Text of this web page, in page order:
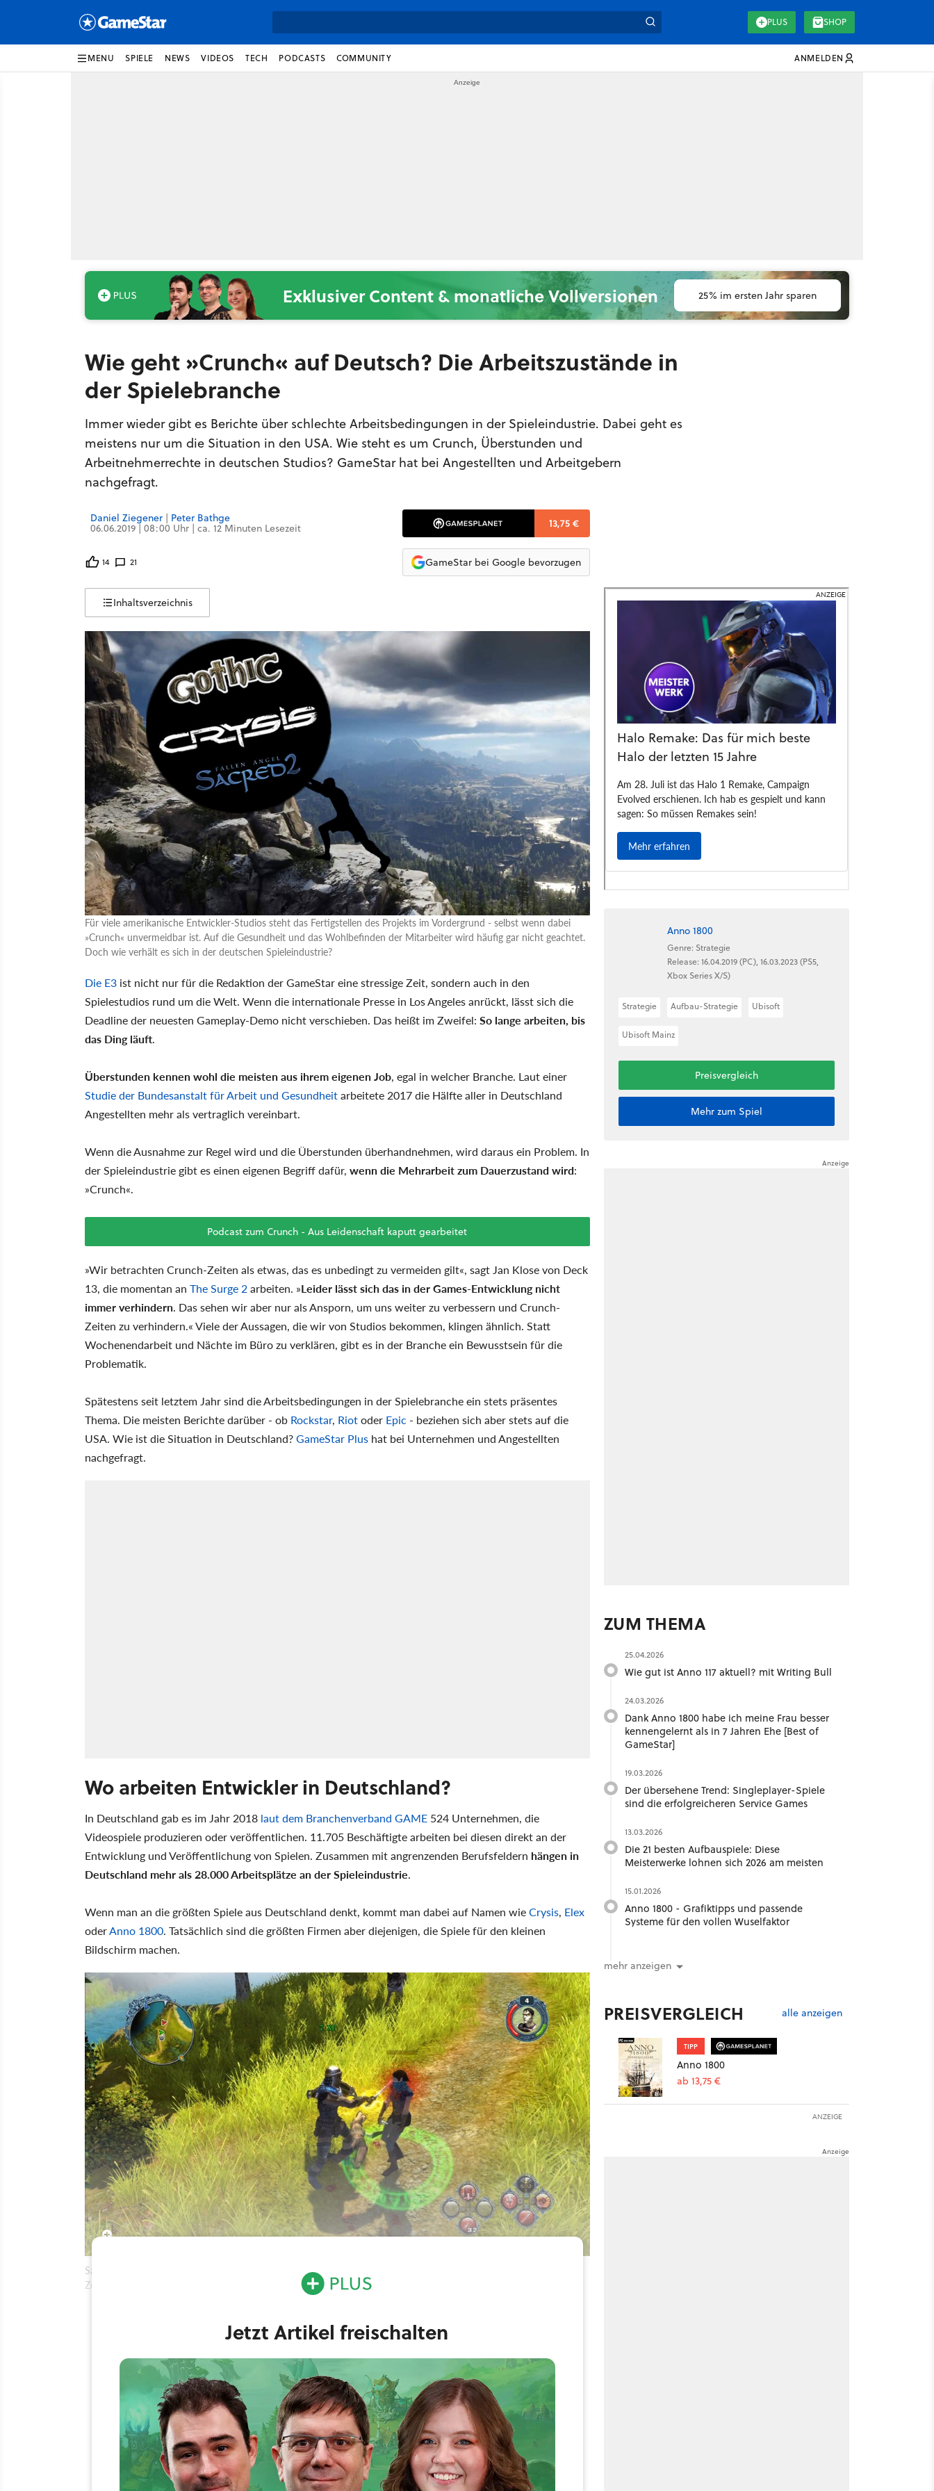
PLUS SHOP
MENU SPIELE NEWS VIDEOS TECH PODCASTS COMMUNITY ANMELDEN
Exklusiver Content & monatliche Vollversionen 25% im ersten Jahr sparen
Wie geht »Crunch« auf Deutsch? Die Arbeitszustände in
der Spielebranche
Immer wieder gibt es Berichte über schlechte Arbeitsbedingungen in der Spieleindustrie. Dabei geht es
meistens nur um die Situation in den USA. Wie steht es um Crunch, Überstunden und
Arbeitnehmerrechte in deutschen Studios? GameStar hat bei Angestellten und Arbeitgebern
nachgefragt.
Daniel Ziegener | Peter Bathge
06.06.2019 | 08:00 Uhr | ca. 12 Minuten Lesezeit
14 21
13,75 €
GameStar bei Google bevorzugen
Inhaltsverzeichnis
Für viele amerikanische Entwickler-Studios steht das Fertigstellen des Projekts im Vordergrund - selbst wenn dabei
»Crunch« unvermeidbar ist. Auf die Gesundheit und das Wohlbefinden der Mitarbeiter wird häufig gar nicht geachtet.
Doch wie verhält es sich in der deutschen Spieleindustrie?
Die E3 ist nicht nur für die Redaktion der GameStar eine stressige Zeit, sondern auch in den
Spielestudios rund um die Welt. Wenn die internationale Presse in Los Angeles anrückt, lässt sich die
Deadline der neuesten Gameplay-Demo nicht verschieben. Das heißt im Zweifel: So lange arbeiten, bis
das Ding läuft.
Überstunden kennen wohl die meisten aus ihrem eigenen Job, egal in welcher Branche. Laut einer
Studie der Bundesanstalt für Arbeit und Gesundheitarbeitete 2017 die Hälfte aller in Deutschland
Angestellten mehr als vertraglich vereinbart.
Wenn die Ausnahme zur Regel wird und die Überstunden überhandnehmen, wird daraus ein Problem. In
der Spieleindustrie gibt es einen eigenen Begriff dafür, wenn die Mehrarbeit zum Dauerzustand wird:
»Crunch«.
Podcast zum Crunch - Aus Leidenschaft kaputt gearbeitet
»Wir betrachten Crunch-Zeiten als etwas, das es unbedingt zu vermeiden gilt«, sagt Jan Klose von Deck
13, die momentan an The Surge 2arbeiten. »Leider lässt sich das in der Games-Entwicklung nicht
immer verhindern. Das sehen wir aber nur als Ansporn, um uns weiter zu verbessern und Crunch-
Zeiten zu verhindern.« Viele der Aussagen, die wir von Studios bekommen, klingen ähnlich. Statt
Wochenendarbeit und Nächte im Büro zu verklären, gibt es in der Branche ein Bewusstsein für die
Problematik.
Spätestens seit letztem Jahr sind die Arbeitsbedingungen in der Spielebranche ein stets präsentes
Thema. Die meisten Berichte darüber - ob Rockstar, Riotoder Epic - beziehen sich aber stets auf die
USA. Wie ist die Situation in Deutschland?GameStar Plus hat bei Unternehmen und Angestellten
nachgefragt.
Wo arbeiten Entwickler in Deutschland?
In Deutschland gab es im Jahr 2018 laut dem Branchenverband GAME 524 Unternehmen, die
Videospiele produzieren oder veröffentlichen. 11.705 Beschäftigte arbeiten bei diesen direkt an der
Entwicklung und Veröffentlichung von Spielen. Zusammen mit angrenzenden Berufsfeldern hängen in
Deutschland mehr als 28.000 Arbeitsplätze an der Spieleindustrie.
Wenn man an die größten Spiele aus Deutschland denkt, kommt man dabei auf Namen wieCrysis, Elex
oderAnno 1800. Tatsächlich sind die größten Firmen aber diejenigen, die Spiele für den kleinen
Bildschirm machen.
Sacred 2 war eine laut dem Test der GameStar eine »spaßige, aber fehlerhafte Monsterhatz«. Das war auch fehlender
Zeit geschuldet.
Jetzt Artikel freischalten
Anno 1800
Genre: Strategie
Release: 16.04.2019 (PC), 16.03.2023 (PS5,
Xbox Series X/S)
Strategie Aufbau-Strategie Ubisoft
Ubisoft Mainz
Preisvergleich
Mehr zum Spiel
ZUM THEMA
25.04.2026
Wie gut ist Anno 117 aktuell? mit Writing Bull ​
24.03.2026
Dank Anno 1800 habe ich meine Frau besser
kennengelernt als in 7 Jahren Ehe [Best of
GameStar]
19.03.2026
Der übersehene Trend: Singleplayer-Spiele
sind die erfolgreicheren Service Games
13.03.2026
Die 21 besten Aufbauspiele: Diese
Meisterwerke lohnen sich 2026 am meisten
15.01.2026
Anno 1800 - Grafiktipps und passende
Systeme für den vollen Wuselfaktor
mehr anzeigen
PREISVERGLEICH alle anzeigen
TIPP
Anno 1800
ab 13,75 €
ANZEIGE